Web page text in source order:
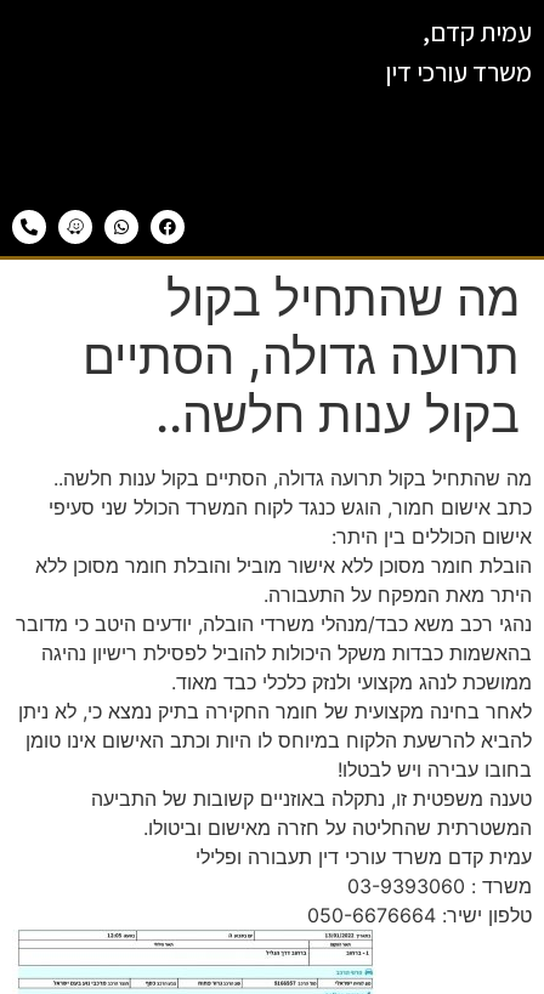
עמית קדם,
משרד עורכי דין
מה שהתחיל בקול
תרועה גדולה, הסתיים
בקול ענות חלשה..
מה שהתחיל בקול תרועה גדולה, הסתיים בקול ענות חלשה..
כתב אישום חמור, הוגש כנגד לקוח המשרד הכולל שני סעיפי
אישום הכוללים בין היתר:
הובלת חומר מסוכן ללא אישור מוביל והובלת חומר מסוכן ללא
היתר מאת המפקח על התעבורה.
נהגי רכב משא כבד/מנהלי משרדי הובלה, יודעים היטב כי מדובר
בהאשמות כבדות משקל היכולות להוביל לפסילת רישיון נהיגה
ממושכת לנהג מקצועי ולנזק כלכלי כבד מאוד.
לאחר בחינה מקצועית של חומר החקירה בתיק נמצא כי, לא ניתן
להביא להרשעת הלקוח במיוחס לו היות וכתב האישום אינו טומן
בחובו עבירה ויש לבטלו!
טענה משפטית זו, נתקלה באוזניים קשובות של התביעה
המשטרתית שהחליטה על חזרה מאישום וביטולו.
עמית קדם משרד עורכי דין תעבורה ופלילי
משרד : 03-9393060
טלפון ישיר: 050-6676664